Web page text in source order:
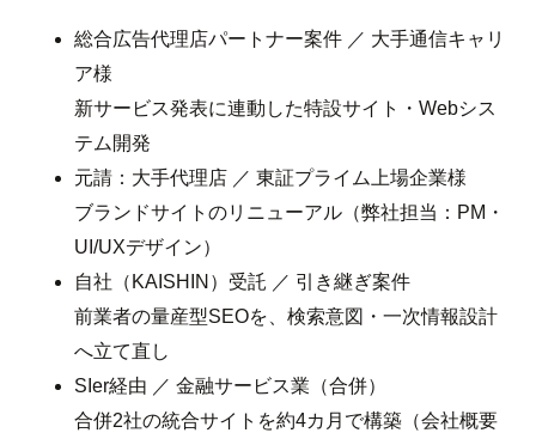
総合広告代理店パートナー案件 ／ 大手通信キャリ
ア様
新サービス発表に連動した特設サイト・Webシス
テム開発
元請：大手代理店 ／ 東証プライム上場企業様
ブランドサイトのリニューアル（弊社担当：PM・
UI/UXデザイン）
自社（KAISHIN）受託 ／ 引き継ぎ案件
前業者の量産型SEOを、検索意図・一次情報設計
へ立て直し
SIer経由 ／ 金融サービス業（合併）
合併2社の統合サイトを約4カ月で構築（会社概要